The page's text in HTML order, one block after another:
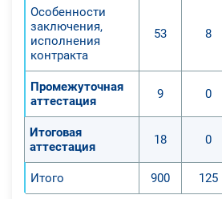
Особенности
заключения,
исполнения
контракта
53 8
Промежуточная
аттестация
9 0
Итоговая
аттестация
18 0
Итого 900 125